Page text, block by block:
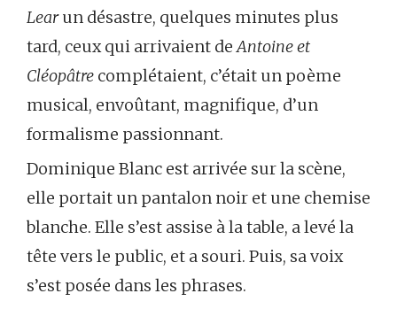
Learun désastre, quelques minutes plus
tard, ceux qui arrivaient deAntoine et
Cléopâtre complétaient, c’était un poème
musical, envoûtant, magnifique, d’un
formalisme passionnant.
Dominique Blanc est arrivée sur la scène,
elle portait un pantalon noir et une chemise
blanche. Elle s’est assise à la table, a levé la
tête vers le public, et a souri. Puis, sa voix
s’est posée dans les phrases.